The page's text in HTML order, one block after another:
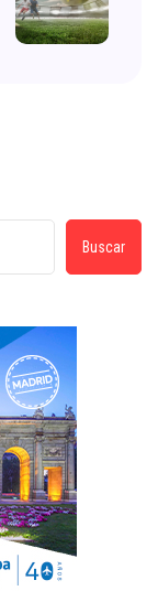
Buscar